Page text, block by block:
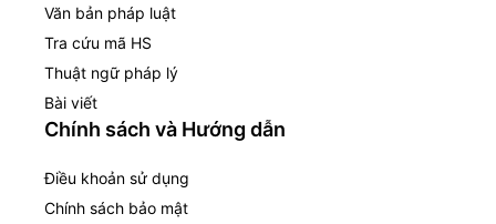
Văn bản pháp luật
Tra cứu mã HS
Thuật ngữ pháp lý
Bài viết
Chính sách và Hướng dẫn
Điều khoản sử dụng
Chính sách bảo mật